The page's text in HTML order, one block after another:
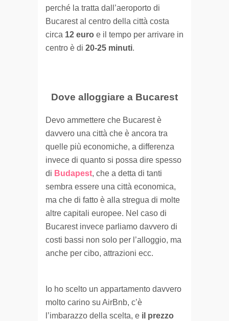
perché la tratta dall’aeroporto di
Bucarest al centro della città costa
circa 12 euro e il tempo per arrivare in
centro è di 20-25 minuti.
Dove alloggiare a Bucarest
Devo ammettere che Bucarest è
davvero una città che è ancora tra
quelle più economiche, a differenza
invece di quanto si possa dire spesso
di Budapest, che a detta di tanti
sembra essere una città economica,
ma che di fatto è alla stregua di molte
altre capitali europee. Nel caso di
Bucarest invece parliamo davvero di
costi bassi non solo per l’alloggio, ma
anche per cibo, attrazioni ecc.
Io ho scelto un appartamento davvero
molto carino su AirBnb, c’è
l’imbarazzo della scelta, e il prezzo